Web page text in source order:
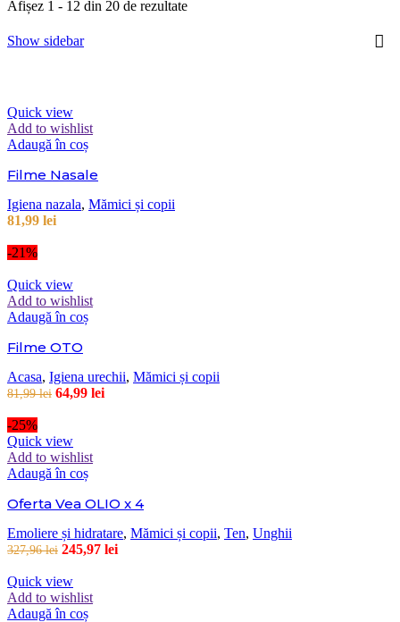
Afișez 1 - 12 din 20 de rezultate
Show sidebar
Quick view
Add to wishlist
Adaugă în coș
Filme Nasale
Igiena nazala, Mămici și copii
81,99 lei
-21%
Quick view
Add to wishlist
Adaugă în coș
Filme OTO
Acasa, Igiena urechii, Mămici și copii
81,99lei 64,99 lei
-25%
Quick view
Add to wishlist
Adaugă în coș
Oferta Vea OLIO x 4
Emoliere și hidratare, Mămici și copii, Ten, Unghii
327,96lei 245,97 lei
Quick view
Add to wishlist
Adaugă în coș